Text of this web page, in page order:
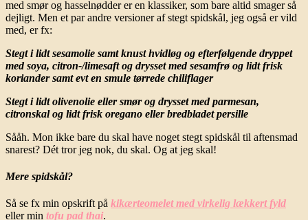
med smør og hasselnødder er en klassiker, som bare altid smager så
dejligt. Men et par andre versioner af stegt spidskål, jeg også er vild
med, er fx:
Stegt i lidt sesamolie samt knust hvidløg og efterfølgende dryppet
med soya, citron-/limesaft og drysset med sesamfrø og lidt frisk
koriander samt evt en smule tørrede chiliflager
Stegt i lidt olivenolie eller smør og drysset med parmesan,
citronskal og lidt frisk oregano eller bredbladet persille
Sååh. Mon ikke bare du skal have noget stegt spidskål til aftensmad
snarest? Dét tror jeg nok, du skal. Og at jeg skal!
Mere spidskål?
Så se fx min opskrift på kikærteomelet med virkelig lækkert fyld
eller min tofu pad thai.